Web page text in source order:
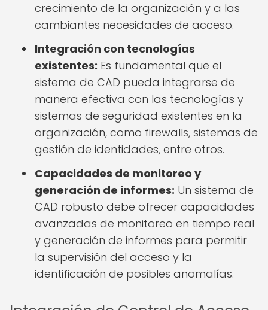
crecimiento de la organización y a las
cambiantes necesidades de acceso.
Integración con tecnologías
existentes: Es fundamental que el
sistema de CAD pueda integrarse de
manera efectiva con las tecnologías y
sistemas de seguridad existentes en la
organización, como firewalls, sistemas de
gestión de identidades, entre otros.
Capacidades de monitoreo y
generación de informes: Un sistema de
CAD robusto debe ofrecer capacidades
avanzadas de monitoreo en tiempo real
y generación de informes para permitir
la supervisión del acceso y la
identificación de posibles anomalías.